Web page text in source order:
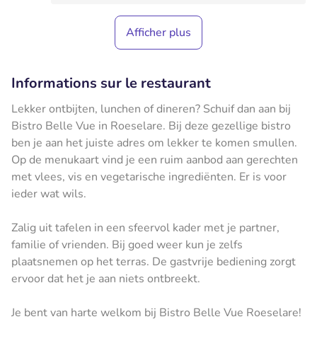
Afficher plus
Informations sur le restaurant
Lekker ontbijten, lunchen of dineren? Schuif dan aan bij
Bistro Belle Vue in Roeselare. Bij deze gezellige bistro
ben je aan het juiste adres om lekker te komen smullen.
Op de menukaart vind je een ruim aanbod aan gerechten
met vlees, vis en vegetarische ingrediënten. Er is voor
ieder wat wils.
Zalig uit tafelen in een sfeervol kader met je partner,
familie of vrienden. Bij goed weer kun je zelfs
plaatsnemen op het terras. De gastvrije bediening zorgt
ervoor dat het je aan niets ontbreekt.
Je bent van harte welkom bij Bistro Belle Vue Roeselare!